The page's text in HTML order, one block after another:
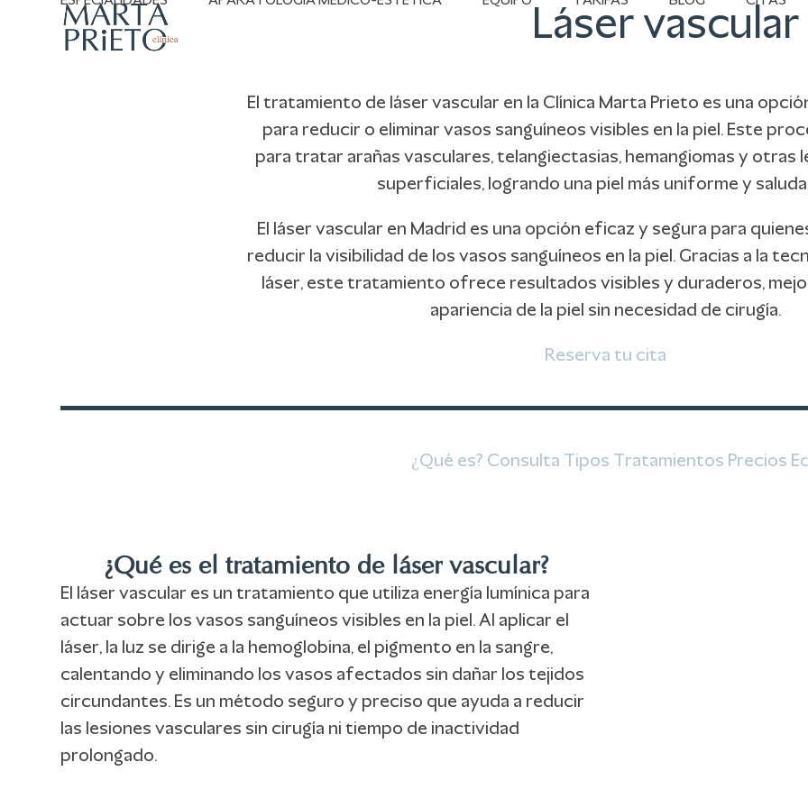
Láser vascular
El tratamiento de láser vascular en la Clínica Marta Prieto es una
para reducir o eliminar vasos sanguíneos visibles en la piel. Este
para tratar arañas vasculares, telangiectasias, hemangiomas y otras
superficiales, logrando una piel más uniforme y
El láser vascular en Madrid es una opción eficaz y segura para
reducir la visibilidad de los vasos sanguíneos en la piel. Gracias a la
láser, este tratamiento ofrece resultados visibles y duraderos,
apariencia de la piel sin necesidad de cirugía.
Reserva tu cita
¿Qué es? Consulta Tipos Tratamientos Precios
¿Qué es el tratamiento de láser vascular?
El láser vascular es un tratamiento que utiliza energía lumínica para
actuar sobre los vasos sanguíneos visibles en la piel. Al aplicar el
láser, la luz se dirige a la hemoglobina, el pigmento en la sangre,
calentando y eliminando los vasos afectados sin dañar los tejidos
circundantes. Es un método seguro y preciso que ayuda a reducir
las lesiones vasculares sin cirugía ni tiempo de inactividad
prolongado.